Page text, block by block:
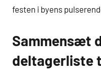
festen i byens
Sammensæt
deltagerliste